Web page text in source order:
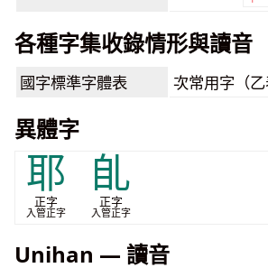
各種字集收錄情形與讀音
國字標準字體表 次常用字（乙
異體字
耶
正字
入管正字
臫
正字
入管正字
Unihan — 讀音